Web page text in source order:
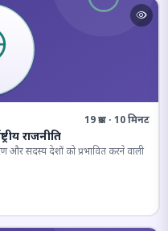
19 प्रश्न · 10 मिनट
राजनीति
और सदस्य देशों को प्रभावित करने वाली